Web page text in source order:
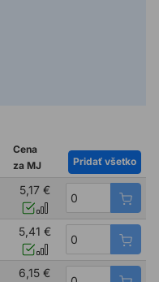
Cena
za MJ
Pridať všetko
5,17 €
5,41 €
6,15 €